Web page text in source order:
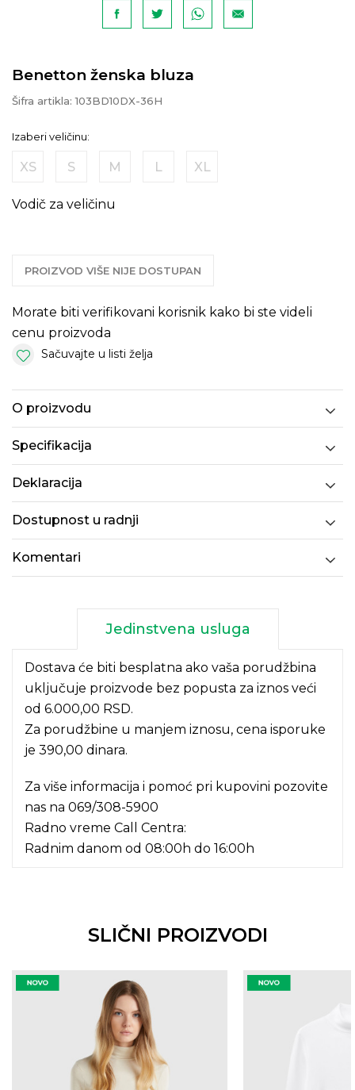
Benetton ženska bluza
Šifra artikla:103BD10DX-36H
Izaberi veličinu:
XS S M L XL
Vodič za veličinu
PROIZVOD VIŠE NIJE DOSTUPAN
Morate biti verifikovani korisnik kako bi ste videli
cenu proizvoda
Sačuvajte u listi želja
O proizvodu
Specifikacija
Deklaracija
Dostupnost u radnji
Komentari
Jedinstvena usluga
Dostava će biti besplatna ako vaša porudžbina
uključuje proizvode bez popusta za iznos veći
od 6.000,00 RSD.
Za porudžbine u manjem iznosu, cena isporuke
je 390,00 dinara.
Za više informacija i pomoć pri kupovini pozovite
nas na 069/308-5900
Radno vreme Call Centra:
Radnim danom od 08:00h do 16:00h
SLIČNI PROIZVODI